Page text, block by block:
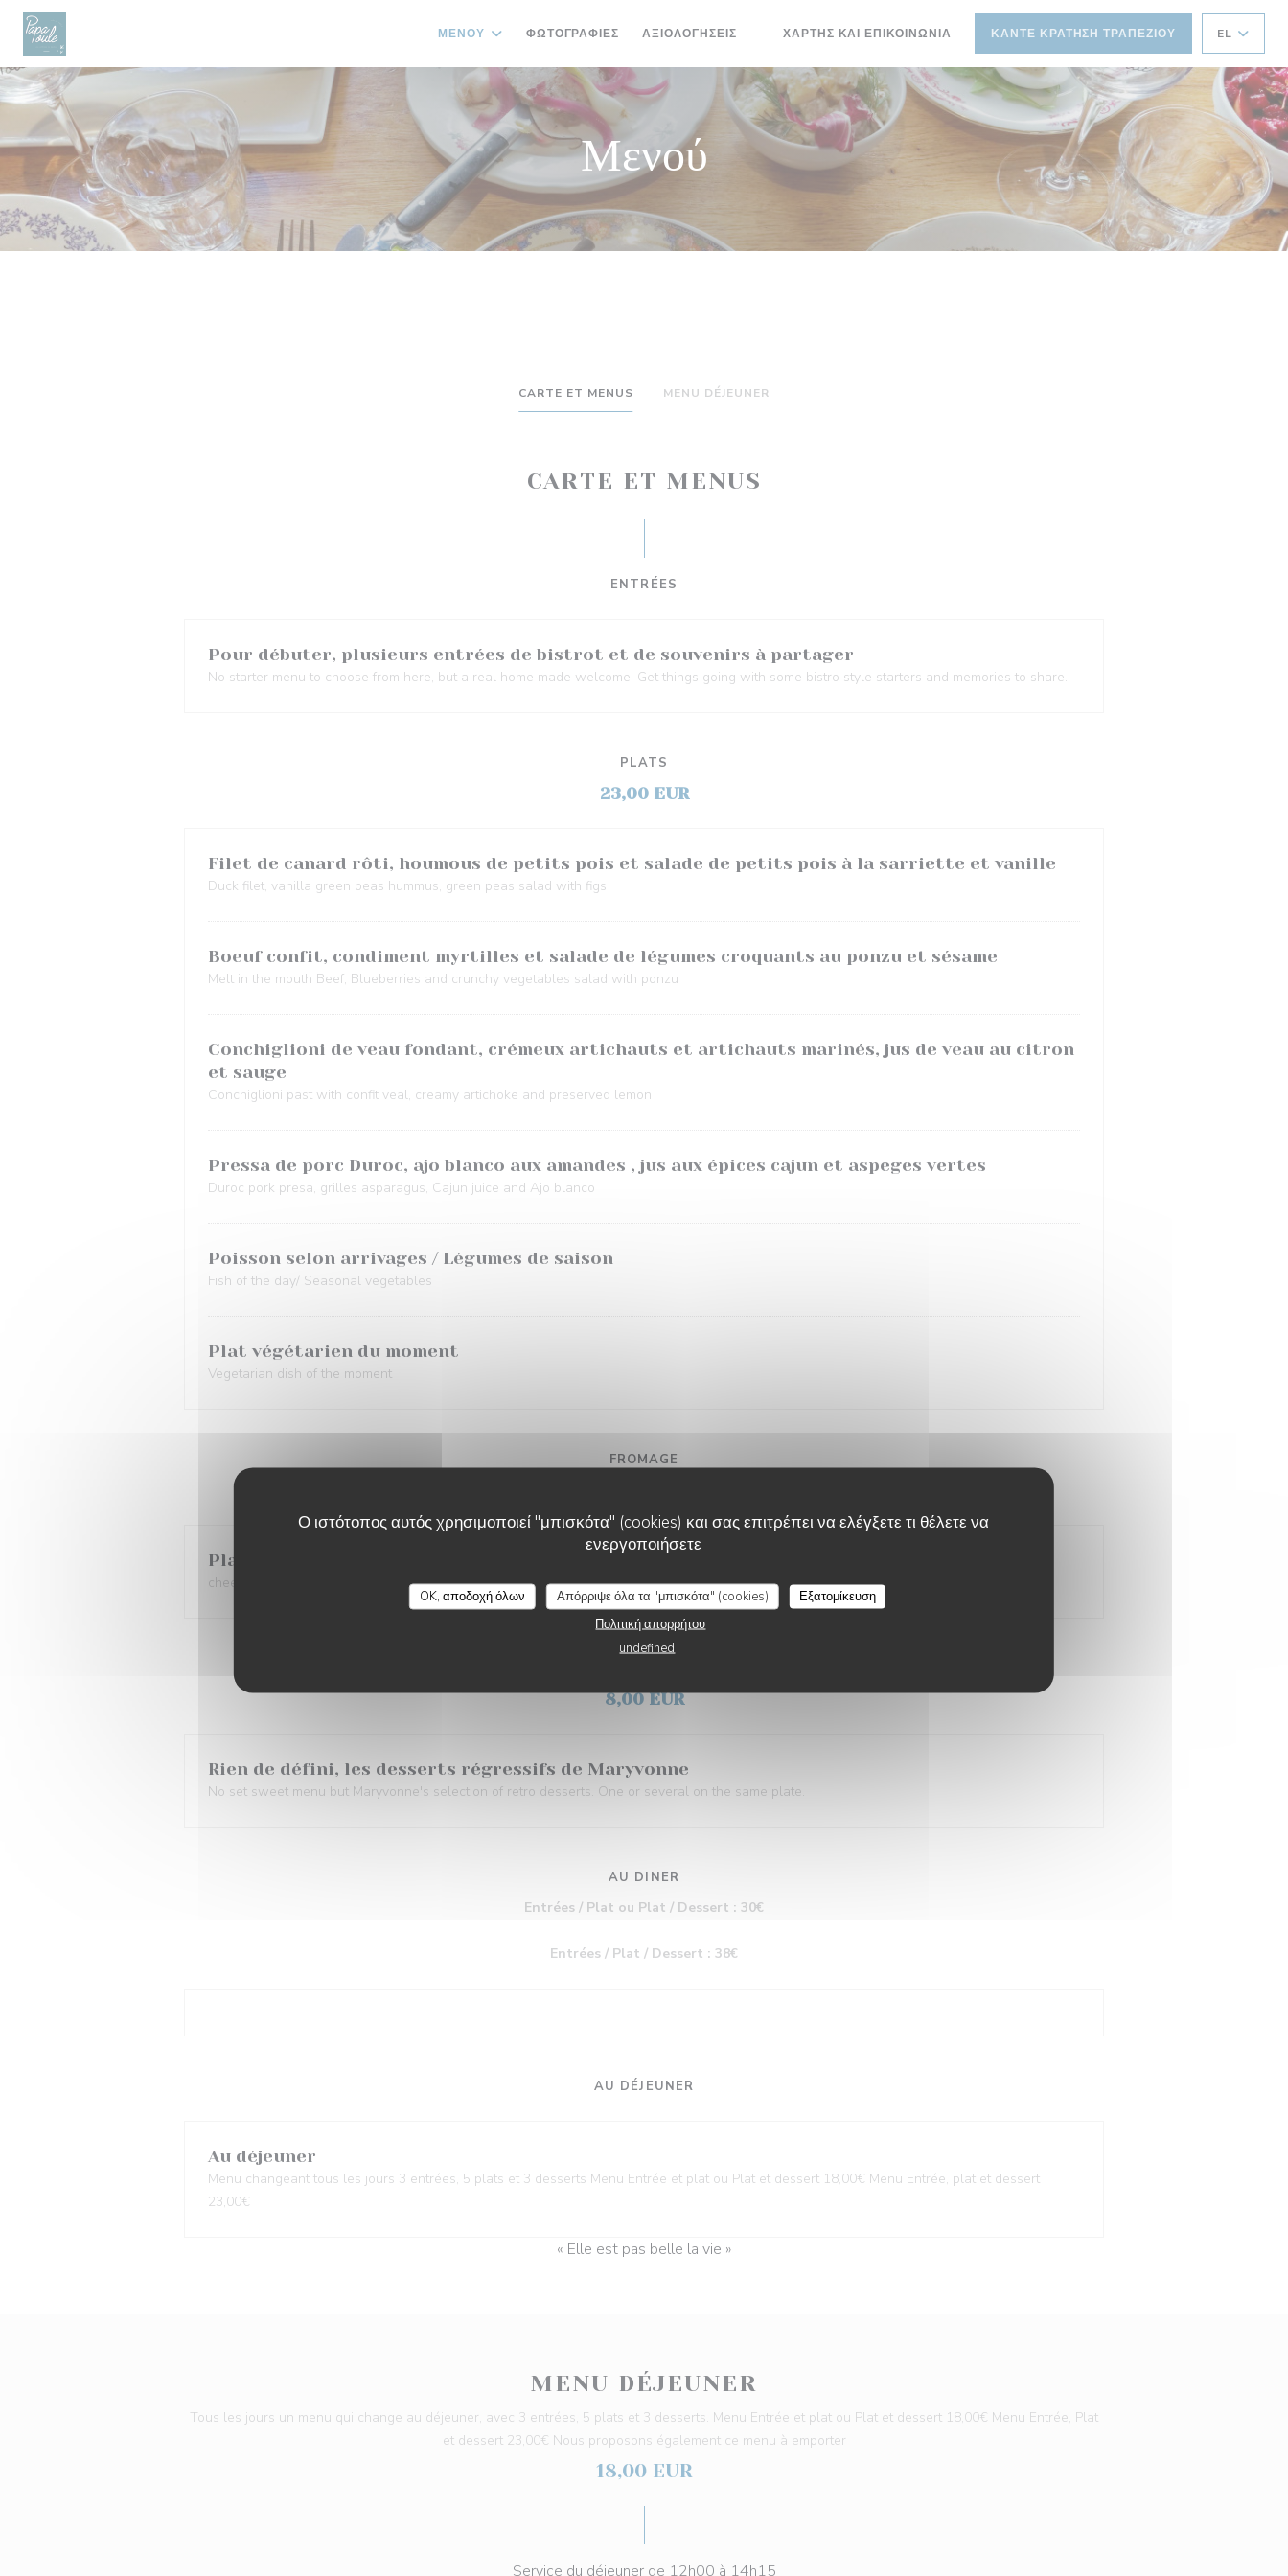
Πίνακας διαχείρισης "Μπισκότων" (Cookies)
Ο ιστότοπος αυτός χρησιμοποιεί "μπισκότα" (cookies) και σας επιτρέπει να ελέγξετε τι θέλετε να
ενεργοποιήσετε
OK, αποδοχή όλων Απόρριψε όλα τα "μπισκότα" (cookies)
Εξατομίκευση
Πολιτική απορρήτου
undefined
ΜΕΝΟΎ ΦΩΤΟΓΡΑΦΊΕΣ ΑΞΙΟΛΟΓΉΣΕΙΣ ΧΆΡΤΗΣ ΚΑΙ ΕΠΙΚΟΙΝΩΝΊΑ ΚΆΝΤΕ ΚΡΆΤΗΣΗ ΤΡΑΠΕΖΙΟΎ EL
Μενού
CARTE ET MENUS MENU DÉJEUNER
CARTE ET MENUS
ENTRÉES
Pour débuter, plusieurs entrées de bistrot et de souvenirs à partager
No starter menu to choose from here, but a real home made welcome. Get things going with some bistro style starters and memories to share.
PLATS
23,00 EUR
Filet de canard rôti, houmous de petits pois et salade de petits pois à la sarriette et vanille
Duck filet, vanilla green peas hummus, green peas salad with figs
Boeuf confit, condiment myrtilles et salade de légumes croquants au ponzu et sésame
Melt in the mouth Beef, Blueberries and crunchy vegetables salad with ponzu
Conchiglioni de veau fondant, crémeux artichauts et artichauts marinés, jus de veau au citron
et sauge
Conchiglioni past with confit veal, creamy artichoke and preserved lemon
Pressa de porc Duroc, ajo blanco aux amandes , jus aux épices cajun et aspeges vertes
Duroc pork presa, grilles asparagus, Cajun juice and Ajo blanco
Poisson selon arrivages / Légumes de saison
Fish of the day/ Seasonal vegetables
Plat végétarien du moment
Vegetarian dish of the moment
FROMAGE
Plateau de fromages et accompagnements
cheese platter and pairings
8,00 EUR
Rien de défini, les desserts régressifs de Maryvonne
No set sweet menu but Maryvonne's selection of retro desserts. One or several on the same plate.
AU DINER
Entrées / Plat ou Plat / Dessert : 30€
Entrées / Plat / Dessert : 38€
AU DÉJEUNER
Au déjeuner
Menu changeant tous les jours 3 entrées, 5 plats et 3 desserts Menu Entrée et plat ou Plat et dessert 18,00€ Menu Entrée, plat et dessert
23,00€
« Elle est pas belle la vie »
MENU DÉJEUNER
Tous les jours un menu qui change au déjeuner, avec 3 entrées, 5 plats et 3 desserts. Menu Entrée et plat ou Plat et dessert 18,00€ Menu Entrée, Plat
et dessert 23,00€ Nous proposons également ce menu à emporter
18,00 EUR
Service du déjeuner de 12h00 à 14h15